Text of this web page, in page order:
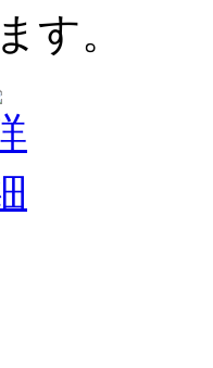
す。